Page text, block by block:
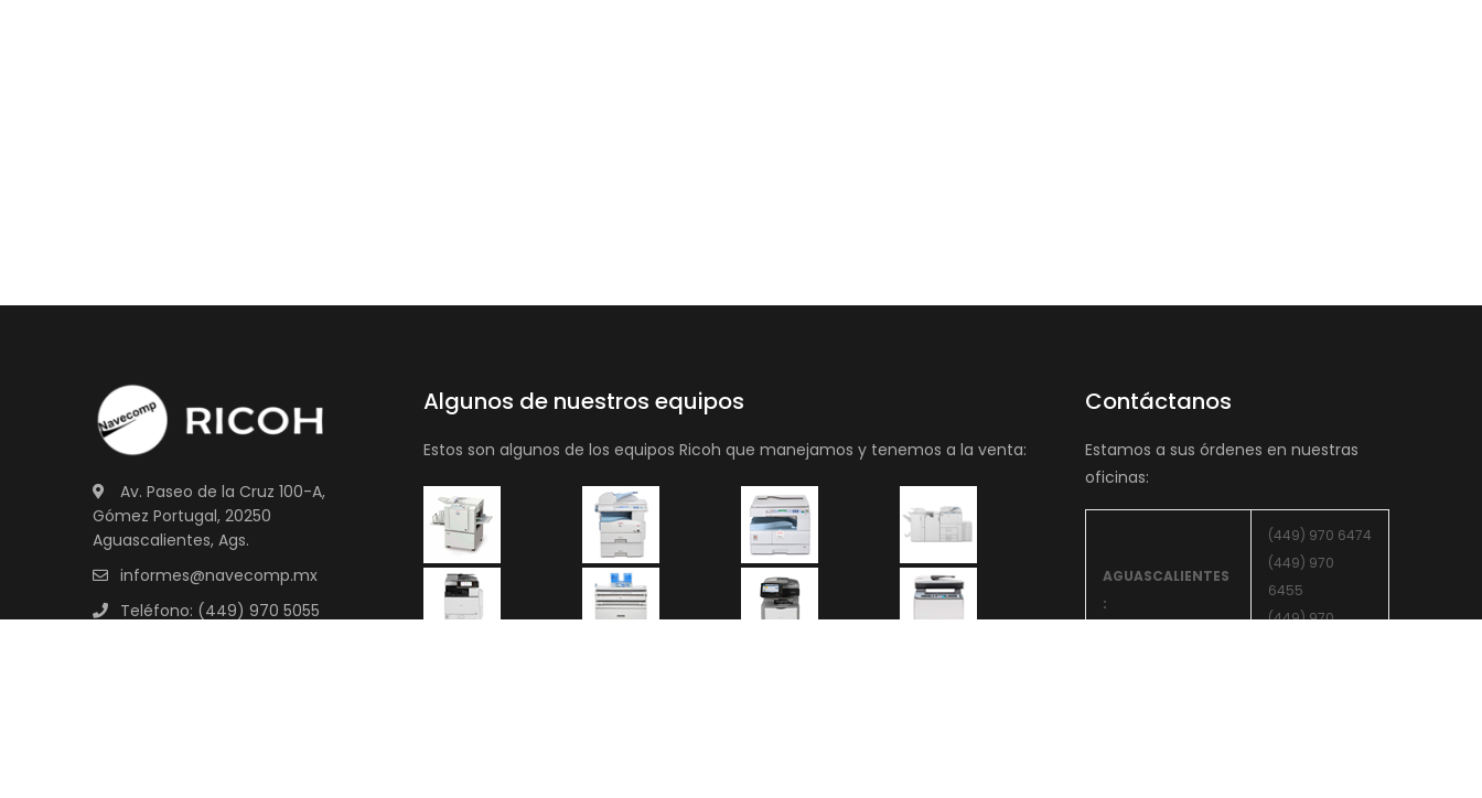
Av. Paseo de la Cruz 100-A,
Gómez Portugal, 20250
Aguascalientes, Ags.
informes@navecomp.mx
Teléfono: (449) 970 5055
Algunos de nuestros equipos
Estos son algunos de los equipos Ricoh que manejamos y tenemos a la venta:
Contáctanos
Estamos a sus órdenes en nuestras
oficinas:
AGUASCALIENTES
:
(449) 970 6474
(449) 970
6455
(449) 970